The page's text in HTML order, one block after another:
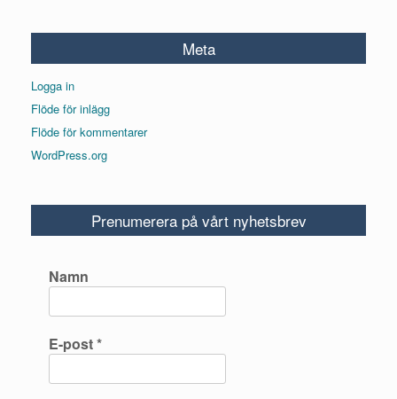
Meta
Logga in
Flöde för inlägg
Flöde för kommentarer
WordPress.org
Prenumerera på vårt nyhetsbrev
Namn
E-post*